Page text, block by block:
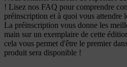
! Lisez nos FAQ pour comprendre
préinscription et à quoi vous attendre
La préinscription vous donne les
main sur un exemplaire de cette
cela vous permet d'être le premier
produit sera disponible !